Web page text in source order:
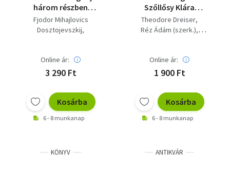
három részben
(Подросток) -
Szőllősy Klára
Fjodor Mihajlovics
Dosztojevszkij
Online ár:
3 290 Ft
Kosárba
6 - 8 munkanap
Szőllősy Klára
fordításában (Helikon
klasszikusok saját
Theodore Dreiser
Réz Ádám (szerk.)
Online ár:
1 900 Ft
Kosárba
6 - 8 munkanap
KÖNYV ANTIKVÁR